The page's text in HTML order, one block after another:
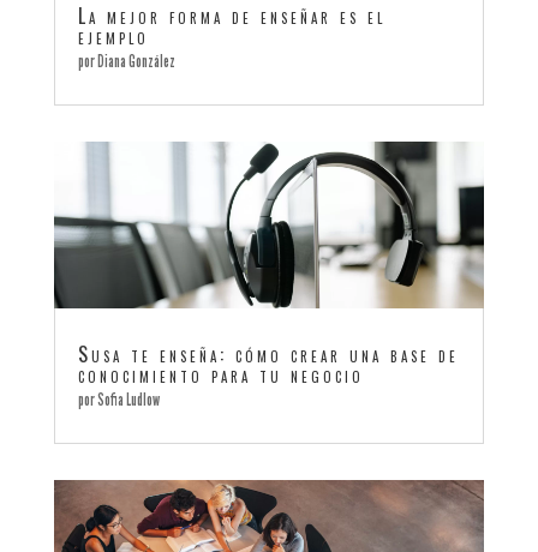
La mejor forma de enseñar es el
ejemplo
porDiana González
Susa te enseña: cómo crear una base de
conocimiento para tu negocio
porSofia Ludlow